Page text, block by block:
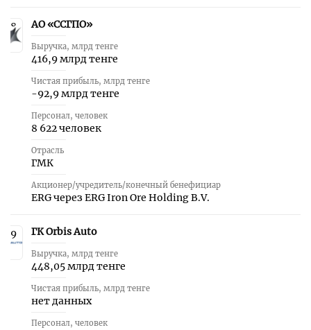
8 АО «ССГПО»
Выручка, млрд тенге
416,9 млрд тенге
Чистая прибыль, млрд тенге
-92,9 млрд тенге
Персонал, человек
8 622 человек
Отрасль
ГМК
Акционер/учредитель/конечный бенефициар
ERG через ERG Iron Ore Holding B.V.
9 ГК Orbis Auto
Выручка, млрд тенге
448,05 млрд тенге
Чистая прибыль, млрд тенге
нет данных
Персонал, человек